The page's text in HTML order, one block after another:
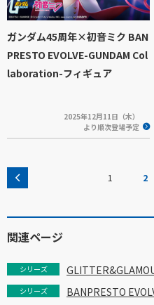
ガンダム45周年×初音ミク BAN
PRESTO EVOLVE-GUNDAM Col
laboration-フィギュア
2025年12月11日（木）
より順次登場予定
1 2
関連ページ
シリーズ
シリーズ BANPRESTO